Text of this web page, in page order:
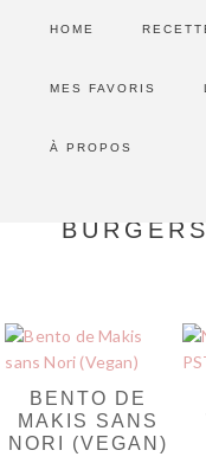
navigation
principal
HOME
MES FAVORIS
À PROPOS
Alice
BENTO DE
MAKIS SANS
NORI (VEGAN)